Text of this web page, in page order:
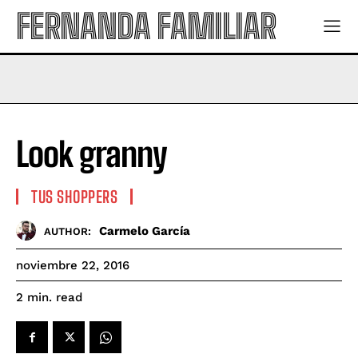
FERNANDA FAMILIAR
Look granny
TUS SHOPPERS
AUTHOR: Carmelo García
noviembre 22, 2016
2 min. read